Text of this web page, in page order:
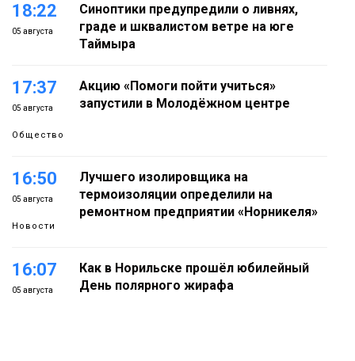
18:22
05 августа
Синоптики предупредили о ливнях,
граде и шквалистом ветре на юге
Таймыра
17:37
05 августа
Общество
Акцию «Помоги пойти учиться»
запустили в Молодёжном центре
16:50
05 августа
Новости
Лучшего изолировщика на
термоизоляции определили на
ремонтном предприятии «Норникеля»
16:07
05 августа
Как в Норильске прошёл юбилейный
День полярного жирафа